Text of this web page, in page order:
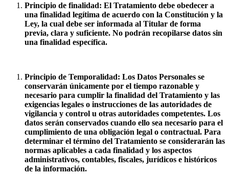
Principio de finalidad: El Tratamiento debe obedecer a
una finalidad legítima de acuerdo con la Constitución y la
Ley, la cual debe ser informada al Titular de forma
previa, clara y suficiente. No podrán recopilarse datos sin
una finalidad específica.
Principio de Temporalidad: Los Datos Personales se
conservarán únicamente por el tiempo razonable y
necesario para cumplir la finalidad del Tratamiento y las
exigencias legales o instrucciones de las autoridades de
vigilancia y control u otras autoridades competentes. Los
datos serán conservados cuando ello sea necesario para el
cumplimiento de una obligación legal o contractual. Para
determinar el término del Tratamiento se considerarán las
normas aplicables a cada finalidad y los aspectos
administrativos, contables, fiscales, jurídicos e históricos
de la información.